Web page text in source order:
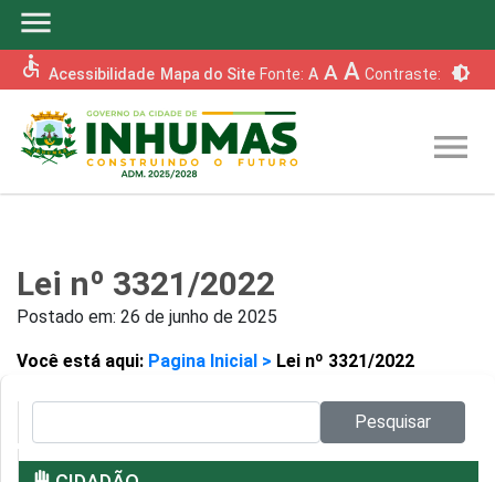
menu
accessible Acessibilidade Mapa do Site Fonte: A A A Contraste: brightness_6
menu
Lei nº 3321/2022
Postado em: 26 de junho de 2025
Você está aqui: Pagina Inicial > Lei nº 3321/2022
Pesquisar